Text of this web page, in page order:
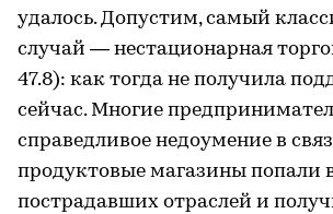
удалось. Допустим, самый
случай — нестационарная
47.8): как тогда не получила
сейчас. Многие
справедливое недоумение в
продуктовые магазины попали
пострадавших отраслей и